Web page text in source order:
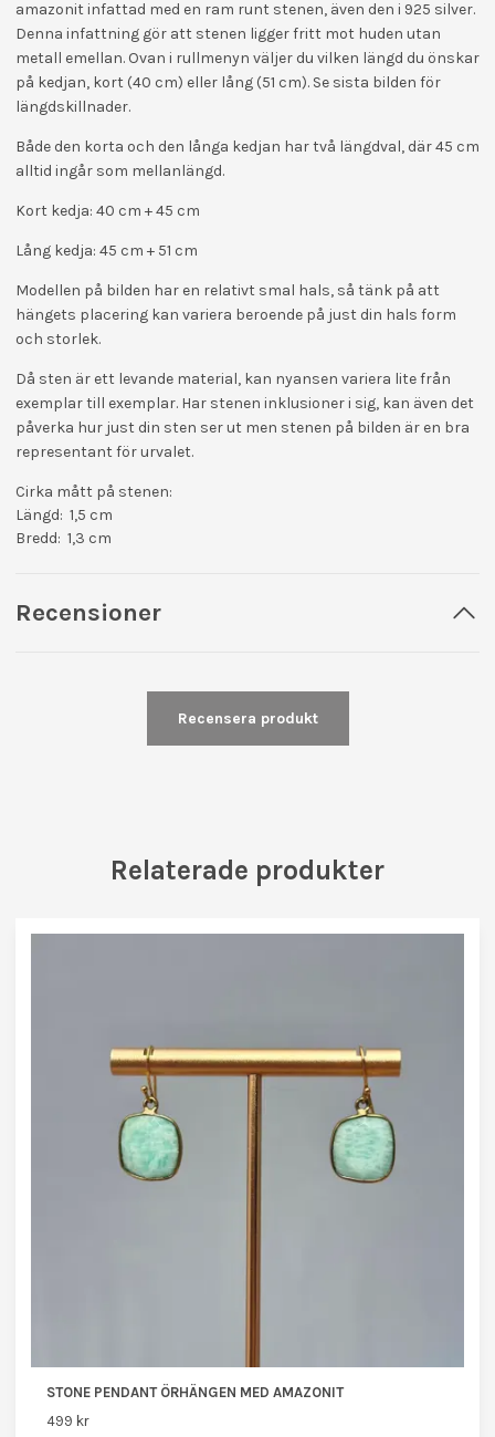
amazonit infattad med en ram runt stenen, även den i 925 silver.
Denna infattning gör att stenen ligger fritt mot huden utan
metall emellan. Ovan i rullmenyn väljer du vilken längd du önskar
på kedjan, kort (40 cm) eller lång (51 cm). Se sista bilden för
längdskillnader.
Både den korta och den långa kedjan har två längdval, där 45 cm
alltid ingår som mellanlängd.
Kort kedja: 40 cm + 45 cm
Lång kedja: 45 cm + 51 cm
Modellen på bilden har en relativt smal hals, så tänk på att
hängets placering kan variera beroende på just din hals form
och storlek.
Då sten är ett levande material, kan nyansen variera lite från
exemplar till exemplar. Har stenen inklusioner i sig, kan även det
påverka hur just din sten ser ut men stenen på bilden är en bra
representant för urvalet.
Cirka mått på stenen:
Längd: 1,5 cm
Bredd: 1,3 cm
Recensioner
Recensera produkt
Relaterade produkter
STONE PENDANT ÖRHÄNGEN MED AMAZONIT
499 kr